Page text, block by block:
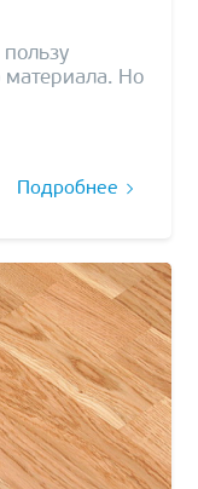
материала. Но
Подробнее